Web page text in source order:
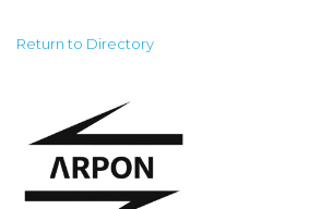
Return to Directory